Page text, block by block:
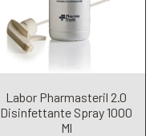
Labor Pharmasteril 2.0
Disinfettante Spray 1000
Ml
Add to Cart